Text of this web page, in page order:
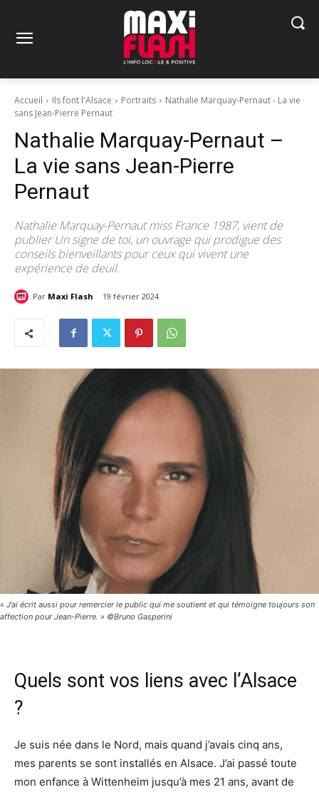
Accueil Ils font l'Alsace Portraits
Nathalie Marquay-Pernaut - La vie
sans Jean-Pierre Pernaut
Nathalie Marquay-Pernaut –
La vie sans Jean-Pierre
Pernaut
Nathalie Marquay-Pernaut miss France 1987, vient de
publier Un signe de toi, un ouvrage qui prodigue des
conseils bienveillants pour ceux qui vivent une
expérience de deuil.
Par Maxi Flash 19 février 2024
« J’ai écrit aussi pour remercier le public qui me soutient et qui témoigne toujours son
affection pour Jean-Pierre. » ©Bruno Gasperini
Quels sont vos liens avec l’Alsace
?
Je suis née dans le Nord, mais quand j’avais cinq ans,
mes parents se sont installés en Alsace. J’ai passé toute
mon enfance à Wittenheim jusqu’à mes 21 ans, avant de